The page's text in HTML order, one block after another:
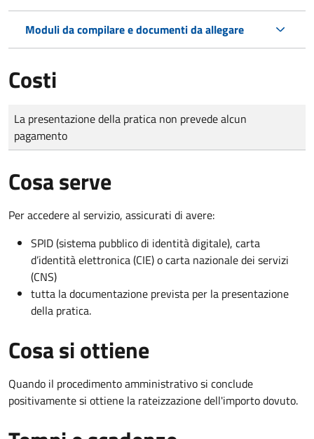
Moduli da compilare e documenti da allegare
Costi
Tipo di pagamento
Importo
La presentazione della pratica non prevede alcun
pagamento
Cosa serve
Per accedere al servizio, assicurati di avere:
SPID (sistema pubblico di identità digitale), carta
d’identità elettronica (CIE) o carta nazionale dei servizi
(CNS)
tutta la documentazione prevista per la presentazione
della pratica.
Cosa si ottiene
Quando il procedimento amministrativo si conclude
positivamente si ottiene la rateizzazione dell'importo dovuto.